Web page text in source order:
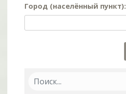
Город (населённый пункт):